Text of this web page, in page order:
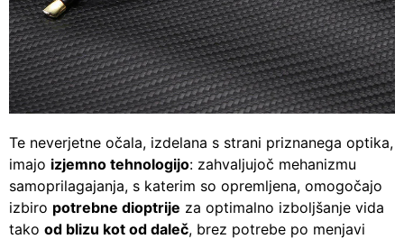
Te neverjetne očala, izdelana s strani priznanega optika,
imajo izjemno tehnologijo: zahvaljujoč mehanizmu
samoprilagajanja, s katerim so opremljena, omogočajo
izbiro potrebne dioptrije za optimalno izboljšanje vida
tako od blizu kot od daleč, brez potrebe po menjavi